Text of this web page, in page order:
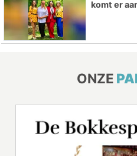
komt er
ONZE